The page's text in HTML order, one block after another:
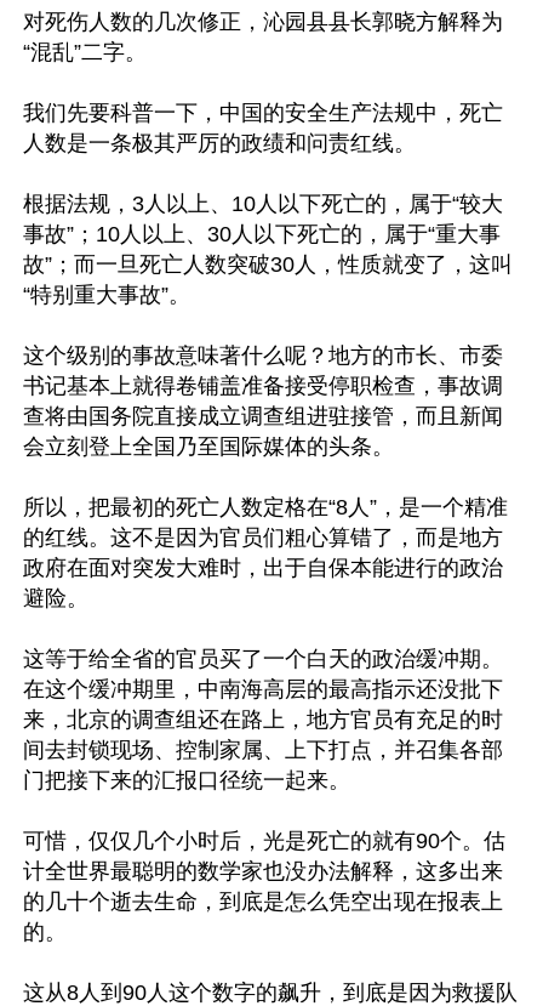
对死伤人数的几次修正，沁园县县长郭晓方解释为
“混乱”二字。
我们先要科普一下，中国的安全生产法规中，死亡
人数是一条极其严厉的政绩和问责红线。
根据法规，3人以上、10人以下死亡的，属于“较大
事故”；10人以上、30人以下死亡的，属于“重大事
故”；而一旦死亡人数突破30人，性质就变了，这叫
“特别重大事故”。
这个级别的事故意味著什么呢？地方的市长、市委
书记基本上就得卷铺盖准备接受停职检查，事故调
查将由国务院直接成立调查组进驻接管，而且新闻
会立刻登上全国乃至国际媒体的头条。
所以，把最初的死亡人数定格在“8人”，是一个精准
的红线。这不是因为官员们粗心算错了，而是地方
政府在面对突发大难时，出于自保本能进行的政治
避险。
这等于给全省的官员买了一个白天的政治缓冲期。
在这个缓冲期里，中南海高层的最高指示还没批下
来，北京的调查组还在路上，地方官员有充足的时
间去封锁现场、控制家属、上下打点，并召集各部
门把接下来的汇报口径统一起来。
可惜，仅仅几个小时后，光是死亡的就有90个。估
计全世界最聪明的数学家也没办法解释，这多出来
的几十个逝去生命，到底是怎么凭空出现在报表上
的。
这从8人到90人这个数字的飙升，到底是因为救援队